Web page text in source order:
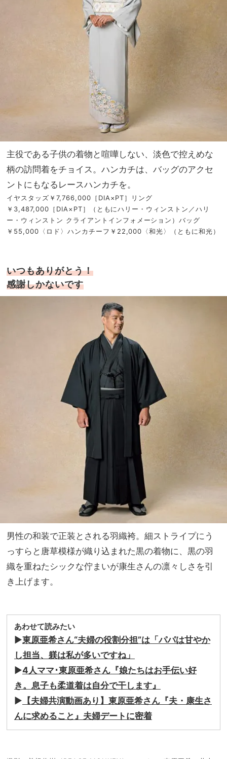
主役である子供の着物と喧嘩しない、淡色で控えめな
柄の訪問着をチョイス。ハンカチは、バッグのアクセ
ントにもなるレースハンカチを。
イヤスタッズ￥7,766,000［DIA×PT］リング
￥3,487,000［DIA×PT］（ともにハリー・ウィンストン／ハリ
ー・ウィンストン クライアントインフォメーション）バッグ
￥55,000〈ロド〉ハンカチーフ￥22,000〈和光〉（ともに和光）
いつもありがとう！
感謝しかないです
男性の和装で正装とされる羽織袴。細ストライプにう
っすらと唐草模様が織り込まれた黒の着物に、黒の羽
織を重ねたシックな佇まいが康生さんの凛々しさを引
き上げます。
あわせて読みたい
▶︎東原亜希さん“夫婦の役割分担”は「パパは甘やか
し担当、躾は私が多いですね」
▶︎4人ママ･東原亜希さん『娘たちはお手伝い好
き。息子も柔道着は自分で干します』
▶︎ 【夫婦共演動画あり】東原亜希さん『夫・康生さ
んに求めること』夫婦デートに密着